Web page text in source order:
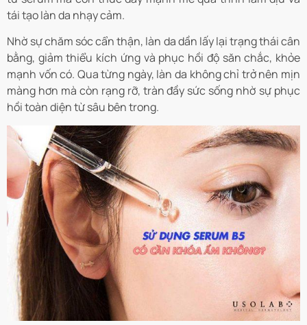
tái tạo làn da nhạy cảm.
Nhờ sự chăm sóc cẩn thận, làn da dần lấy lại trạng thái cân
bằng, giảm thiểu kích ứng và phục hồi độ săn chắc, khỏe
mạnh vốn có. Qua từng ngày, làn da không chỉ trở nên mịn
màng hơn mà còn rạng rỡ, tràn đầy sức sống nhờ sự phục
hồi toàn diện từ sâu bên trong.